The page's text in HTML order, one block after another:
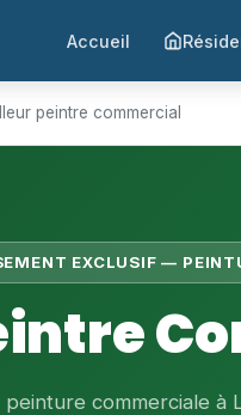
Accueil
peintre commercial
EXCLUSIF —
commerciale à